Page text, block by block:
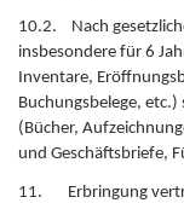
10.2. Nach
insbesondere für 6
Inventare,
Buchungsbelege,
(Bücher,
und Geschäftsbriefe,
11. Erbringung